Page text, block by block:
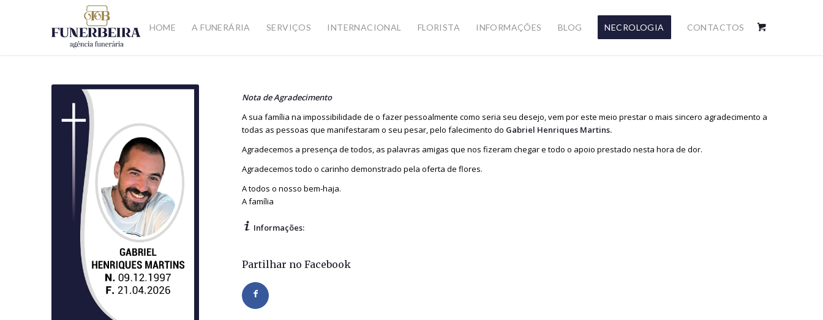
HOME A FUNERÁRIA SERVIÇOS INTERNACIONAL FLORISTA INFORMAÇÕES BLOG NECROLOGIA CONTACTOS
Nota de Agradecimento
A sua família na impossibilidade de o fazer pessoalmente como seria seu desejo, vem por este meio prestar o mais sincero agradecimento a
todas as pessoas que manifestaram o seu pesar, pelo falecimento do Gabriel Henriques Martins.
Agradecemos a presença de todos, as palavras amigas que nos fizeram chegar e todo o apoio prestado nesta hora de dor.
Agradecemos todo o carinho demonstrado pela oferta de flores.
A todos o nosso bem-haja.
A família
Informações:
Partilhar no Facebook